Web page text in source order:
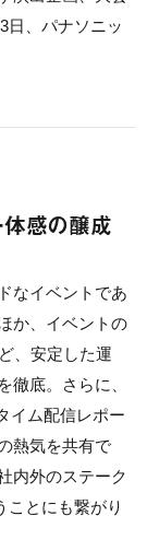
日、パナソニッ
体感の醸成
なイベントであ
か、イベントの
、安定した運
徹底。さらに、
イム配信レポー
熱気を共有で
内外のステーク
ことにも繋がり